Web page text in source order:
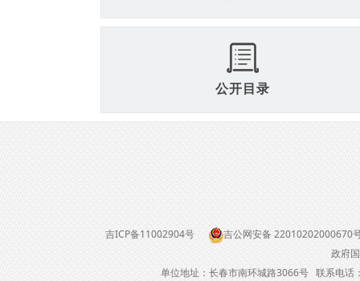
公开目录
吉ICP备11002904号
吉公网安备 22010202000670
政府
单位地址：长春市南环城路3066号 联系电